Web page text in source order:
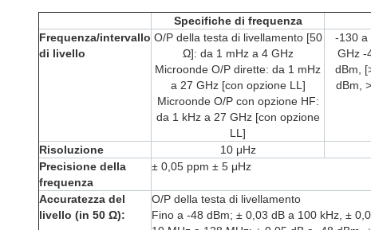
Specifiche di frequenza
Frequenza/intervallo
di livello
O/P della testa di livellamento [50
Ω]: da 1 mHz a 4 GHz
Microonde O/P dirette: da 1 mHz
a 27 GHz [con opzione LL]
Microonde O/P con opzione HF:
da 1 kHz a 27 GHz [con opzione
LL]
-130 a
GHz -
dBm,
dBm,
Risoluzione 10 μHz
Precisione della
frequenza
± 0,05 ppm ± 5 μHz
Accuratezza del
livello (in 50 Ω):
O/P della testa di livellamento
Fino a -48 dBm; ± 0,03 dB a 100 kHz, ±